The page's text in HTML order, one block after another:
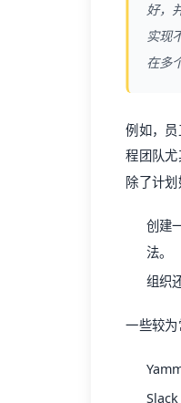
好，
实现
在多
例如，
程团队尤
除了计
创建
法。
组织
一些较为
Slack